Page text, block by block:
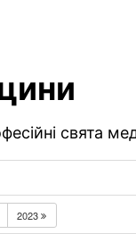
свята
2023